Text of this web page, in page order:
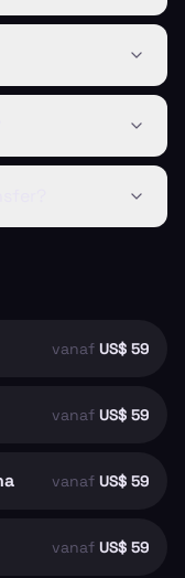
vanaf US$ 59
vanaf US$ 59
vanaf US$ 59
vanaf US$ 59